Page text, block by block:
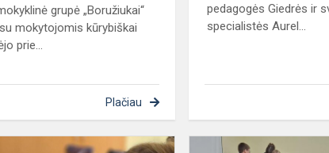
grupė „Boružiukai“
mokytojomis kūrybiškai
prie...
Plačiau
pedagogės Giedrės ir
specialistės Aurel...
Skambant